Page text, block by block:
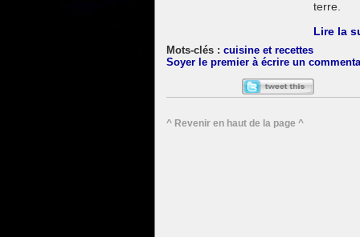
terre.
Lire la
cuisine et recettes
Soyer le premier à écrire un
^ Revenir en haut de la page ^